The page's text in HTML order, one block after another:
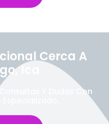
Cerca A
Ica
Y Dudas Con